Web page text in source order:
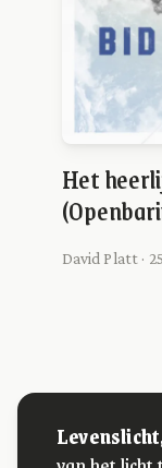
Het
David Platt ·